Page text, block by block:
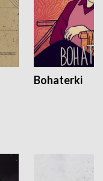
Bohaterki